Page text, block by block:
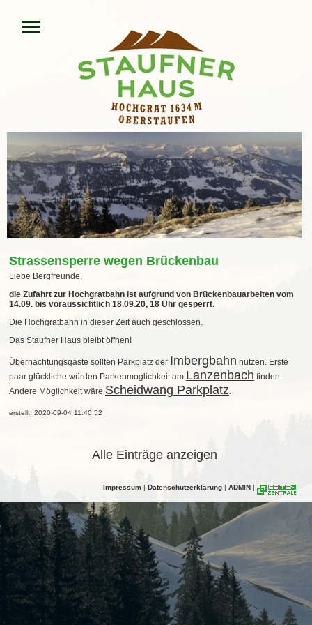
Strassensperre wegen Brückenbau
Liebe Bergfreunde,
die Zufahrt zur Hochgratbahn ist aufgrund von Brückenbauarbeiten vom
14.09. bis voraussichtlich 18.09.20, 18 Uhr gesperrt.
Die Hochgratbahn in dieser Zeit auch geschlossen.
Das Staufner Haus bleibt öffnen!
Übernachtungsgäste sollten Parkplatz der Imbergbahn nutzen. Erste
paar glückliche würden Parkenmoglichkeit am Lanzenbach finden.
Andere Möglichkeit wäre Scheidwang Parkplatz.
erstellt: 2020-09-04 11:40:52
Alle Einträge anzeigen
Impressum | Datenschutzerklärung | ADMIN |